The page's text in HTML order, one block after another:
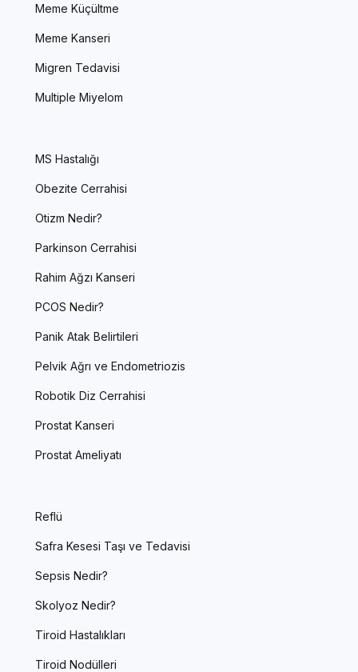
Meme Küçültme
Meme Kanseri
Migren Tedavisi
Multiple Miyelom
MS Hastalığı
Obezite Cerrahisi
Otizm Nedir?
Parkinson Cerrahisi
Rahim Ağzı Kanseri
PCOS Nedir?
Panik Atak Belirtileri
Pelvik Ağrı ve Endometriozis
Robotik Diz Cerrahisi
Prostat Kanseri
Prostat Ameliyatı
Reflü
Safra Kesesi Taşı ve Tedavisi
Sepsis Nedir?
Skolyoz Nedir?
Tiroid Hastalıkları
Tiroid Nodülleri